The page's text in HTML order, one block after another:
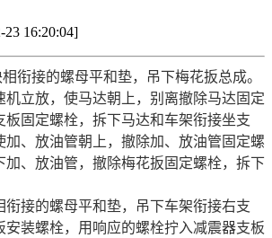
16:20:04]
接的螺母平和垫，吊下梅花扳总成。
机立放，使马达朝上，别离撤除马达固定
板固定螺栓，拆下马达和车架衔接坐支
加、放油管朝上，撤除加、放油管固定螺
加、放油管，撤除梅花扳固定螺栓，拆下
接的螺母平和垫，吊下车架衔接右支
安装螺栓，用响应的螺栓拧入减震器支板